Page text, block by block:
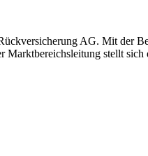
AG. Mit der
stellt